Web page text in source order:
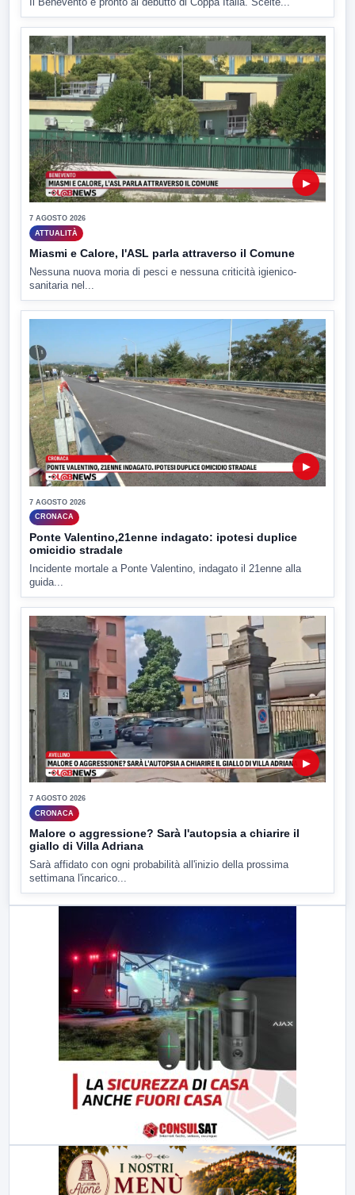
▶
7 AGOSTO 2026
ATTUALITÀ
Miasmi e Calore, l'ASL parla attraverso il Comune
Nessuna nuova moria di pesci e nessuna criticità igienico-
sanitaria nel...
▶
7 AGOSTO 2026
CRONACA
Ponte Valentino,21enne indagato: ipotesi duplice
omicidio stradale
Incidente mortale a Ponte Valentino, indagato il 21enne alla
guida...
▶
7 AGOSTO 2026
CRONACA
Malore o aggressione? Sarà l'autopsia a chiarire il
giallo di Villa Adriana
Sarà affidato con ogni probabilità all'inizio della prossima
settimana l'incarico...